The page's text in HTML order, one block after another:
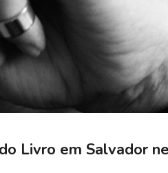
Livro em Salvador